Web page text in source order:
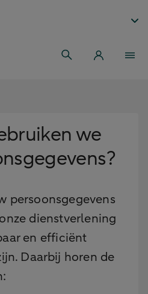
we
persoonsgegevens
dienstverlening
en efficiënt
Daarbij horen de